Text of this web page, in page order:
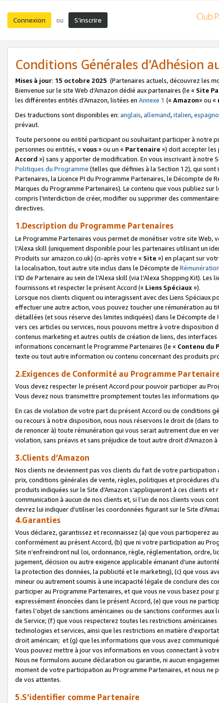
Connexion ou S’inscrire
Conditions Générales d’Adhésion
Mises à jour: 15 octobre 2025 (Partenaires actuels, découvrez les
Bienvenue sur le site Web d’Amazon dédié aux partenaires (le « Site
les différentes entités d’Amazon, listées en Annexe 1 (« Amazon» ou «
Des traductions sont disponibles en: anglais,allemand,italien,
prévaut.
Toute personne ou entité participant ou souhaitant participer à notre
personnes ou entités, « vous» ou un « Partenaire ») doit accepter les
Accord ») sans y apporter de modification. En vous inscrivant à notre
Politiques du Programme (telles que définies à la Section 12), qui
Partenaires, la Licence PI du Programme Partenaires, le Décompte de
Marques du Programme Partenaires). Le contenu que vous publiez
compris l'interdiction de créer, modifier ou supprimer des
directives.
1.Description du Programme Partenaires
Le Programme Partenaires vous permet de monétiser votre site Web,
l'Alexa skill (uniquement disponible pour les partenaires utilisant un
Produits sur amazon.co.uk) (ci-après votre « Site ») en plaçant sur
la localisation, tout autre site inclus dans le Décompte de
l'ID de Partenaire au sein de l'Alexa skill (via l'Alexa Shopping Kit).
fournissons et respecter le présent Accord (« Liens Spéciaux»).
Lorsque nos clients cliquent ou interagissent avec des Liens Spéciaux
effectuer une autre action, vous pouvez toucher une rémunération
détaillées (et sous réserve des limites indiquées) dans le Décompte de
vers ces articles ou services, nous pouvons mettre à votre disposition
contenus marketing et autres outils de création de liens, des
informations concernant le Programme Partenaires (le « Contenu du
texte ou tout autre information ou contenu concernant des produits
2.Exigences de Conformité au Programme
Vous devez respecter le présent Accord pour pouvoir participer au
Vous devez nous transmettre promptement toutes les informations
En cas de violation de votre part du présent Accord ou de conditions
ou recours à notre disposition, nous nous réservons le droit de (dans
de renoncer à) toute rémunération qui vous serait autrement due en
violation, sans préavis et sans préjudice de tout autre droit
3.Clients d’Amazon
Nos clients ne deviennent pas vos clients du fait de votre
prix, conditions générales de vente, règles, politiques et procédures
produits indiquées sur le Site d’Amazon s’appliqueront à ces clients
communication à aucun de nos clients et, si l’un de nos clients vous
devrez lui indiquer d’utiliser les coordonnées figurant sur le Site
4.Garanties
Vous déclarez, garantissez et reconnaissez (a) que vous participerez
conformément au présent Accord, (b) que ni votre participation au
Site n’enfreindront nul loi, ordonnance, règle, réglementation, ordre,
jugement, décision ou autre exigence applicable émanant d’une
la protection des données, la publicité et le marketing), (c) que vous
mineur ou autrement soumis à une incapacité légale de conclure des
participer au Programme Partenaires, et que vous ne vous basez
expressément énoncées dans le présent Accord, (e) que vous ne
faites l’objet de sanctions américaines ou de sanctions conformes
de Service; (f) que vous respecterez toutes les restrictions
technologies et services, ainsi que les restrictions en matière
droit américain; et (g) que les informations que vous avez
Vous pouvez mettre à jour vos informations en vous connectant à
Nous ne formulons aucune déclaration ou garantie, ni aucun
moment de votre participation au Programme Partenaires, et nous
de vos attentes.
5.S’identifier comme Partenaire